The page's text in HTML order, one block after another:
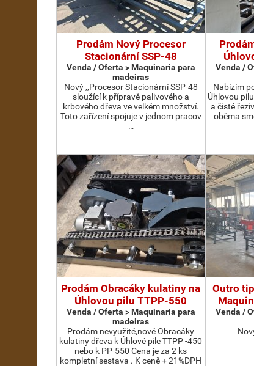
Prodám Nový Procesor
Stacionární SSP-48
Venda / Oferta > Maquinaria para
madeiras
Nový ,,Procesor Stacionární SSP-48
sloužící k přípravě palivového a
krbového dřeva ve velkém množství.
Toto zařízení spojuje v jednom pracov
…
Venda /
Nabízím
Úhlovou
a čisté
oběma
Prodám Obracáky kulatiny na
Úhlovou pilu TTPP-550
Venda / Oferta > Maquinaria para
madeiras
Prodám nevyužité,nové Obracáky
kulatiny dřeva k Úhlové pile TTPP -450
nebo k PP-550 Cena je za 2 ks
kompletní sestava . K ceně + 21%DPH
Outro
Venda /